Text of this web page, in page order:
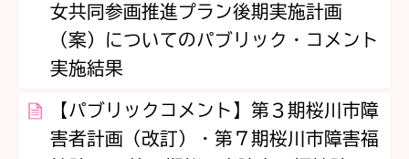
女共同参画推進プラン後期実施計画
（案）についてのパブリック・コメント
実施結果
【パブリックコメント】第３期桜川市障
害者計画（改訂）・第７期桜川市障害福